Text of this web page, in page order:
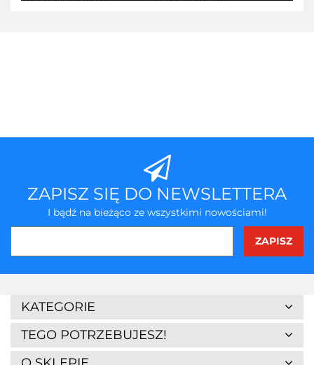
ZAPISZ SIĘ DO NEWSLETTERA
I bądź na bieżąco ze wszystkimi nowościami!
KATEGORIE
TEGO POTRZEBUJESZ!